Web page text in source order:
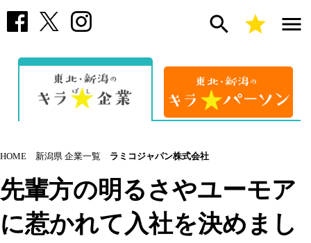
search star menu
HOME 新潟県 企業一覧 ラミコジャパン株式会社
先輩方の明るさやユーモア
に惹かれて入社を決めまし